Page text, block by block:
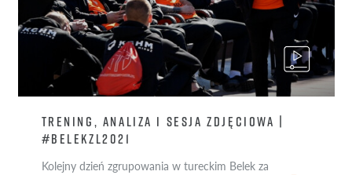
TRENING, ANALIZA I SESJA ZDJĘCIOWA |
#BELEKZL2021
Kolejny dzień zgrupowania w tureckim Belek za